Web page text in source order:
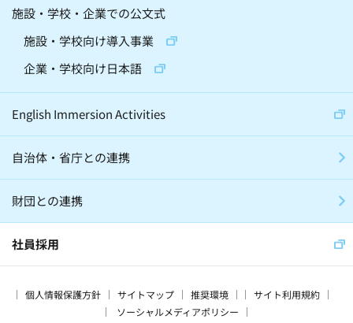
精神・神経科学(2)
昆虫(2)
将棋(10)
バレエ(4)
ロボット(3) 手話(4)
グローバル・異文化(186)
子育て(28)
スマート・エイジング(15)
プログラミング教育(3)
家庭学習(56)
海外(166)
企業(64) 寺子屋(15)
施設・学校・企業での公文式
施設・学校向け導入事業
企業・学校向け日本語
English Immersion Activities
自治体・省庁との連携
財団との連携
社員採用
個人情報保護方針 サイトマップ 推奨環境
サイト利用規約
ソーシャルメディアポリシー